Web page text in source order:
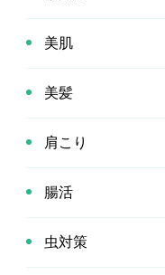
美肌
美髪
肩こり
腸活
虫対策